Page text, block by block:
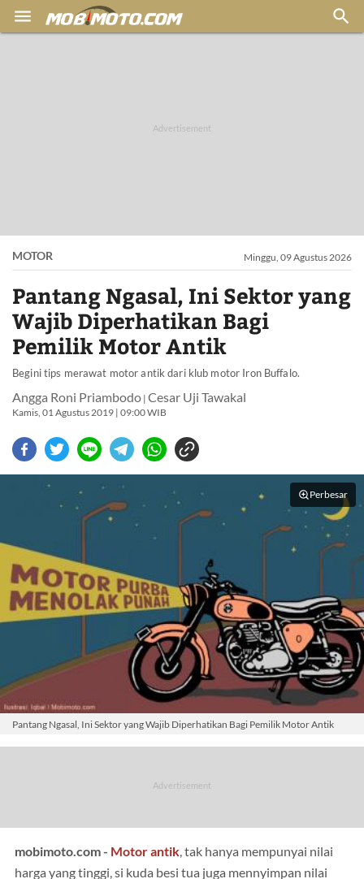
 
MOTOR Minggu, 09 Agustus 2026
Pantang Ngasal, Ini Sektor yang
Wajib Diperhatikan Bagi
Pemilik Motor Antik
Begini tips merawat motor antik dari klub motor Iron Buffalo.
Angga Roni Priambodo | Cesar Uji Tawakal
Kamis, 01 Agustus 2019 | 09:00 WIB
Perbesar
Pantang Ngasal, Ini Sektor yang Wajib Diperhatikan Bagi Pemilik Motor Antik
mobimoto.com - Motor antik, tak hanya mempunyai nilai
harga yang tinggi, si kuda besi tua juga mennyimpan nilai